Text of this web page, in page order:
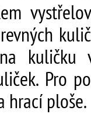
kuličku
Pro
hrací ploše.